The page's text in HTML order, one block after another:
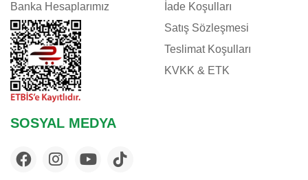
Banka Hesaplarımız
İade Koşulları
Satış Sözleşmesi
Teslimat Koşulları
KVKK & ETK
SOSYAL MEDYA